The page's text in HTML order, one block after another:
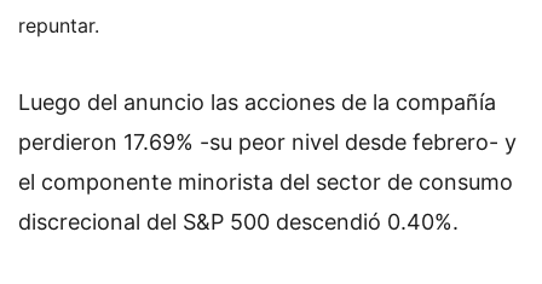
repuntar.
Luego del anuncio las acciones de la compañía
perdieron 17.69% -su peor nivel desde febrero- y
el componente minorista del sector de consumo
discrecional del S&P 500 descendió 0.40%.